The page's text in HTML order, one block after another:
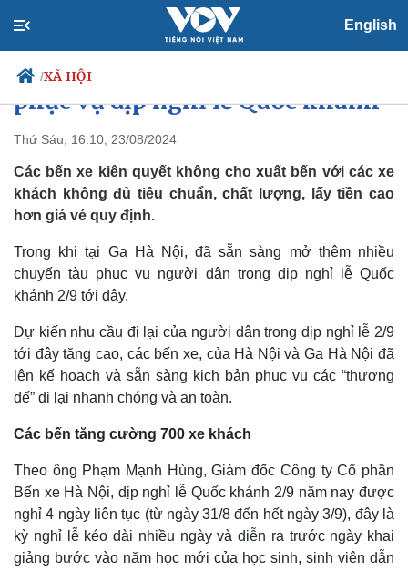
English
/XÃ HỘI
Chính trị
Đảng
Tổ chức nhân sự
Nhận diện sự thật
Xã hội
Tin 24h
Dấu ấn VOV
Việc làm
Bến xe, ga tàu ở Hà Nội sẵn sàng
phục vụ dịp nghỉ lễ Quốc khánh
Thứ Sáu, 16:10, 23/08/2024
Các bến xe kiên quyết không cho xuất bến với các xe
khách không đủ tiêu chuẩn, chất lượng, lấy tiền cao
hơn giá vé quy định.
Trong khi tại Ga Hà Nội, đã sẵn sàng mở thêm nhiều
chuyến tàu phục vụ người dân trong dịp nghỉ lễ Quốc
khánh 2/9 tới đây.
Dự kiến nhu cầu đi lại của người dân trong dịp nghỉ lễ 2/9
tới đây tăng cao, các bến xe, của Hà Nội và Ga Hà Nội đã
lên kế hoạch và sẵn sàng kịch bản phục vụ các “thượng
đế” đi lại nhanh chóng và an toàn.
Các bến tăng cường 700 xe khách
Theo ông Phạm Mạnh Hùng, Giám đốc Công ty Cổ phần
Bến xe Hà Nội, dịp nghỉ lễ Quốc khánh 2/9 năm nay được
nghỉ 4 ngày liên tục (từ ngày 31/8 đến hết ngày 3/9), đây là
kỳ nghỉ lễ kéo dài nhiều ngày và diễn ra trước ngày khai
giảng bước vào năm học mới của học sinh, sinh viên dẫn